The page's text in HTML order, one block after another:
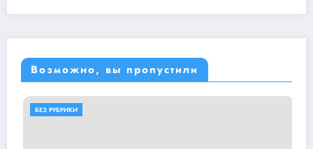
Возможно, вы пропустили